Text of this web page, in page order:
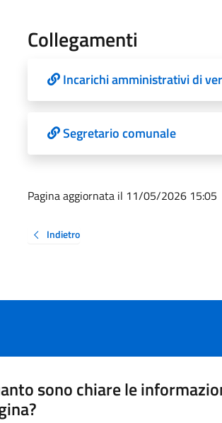
Collegamenti
Incarichi amministrativi di
Segretario comunale
Pagina aggiornata il 11/05/2026 15:05
Indietro
sono chiare le